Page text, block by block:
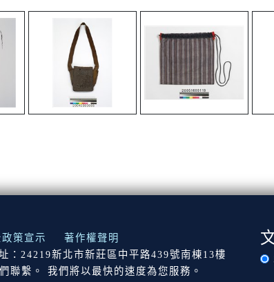
策宣示
著作權聲明
24219新北市新莊區中平路439號南棟13樓
聯繫。 我們將以最快的速度為您服務。